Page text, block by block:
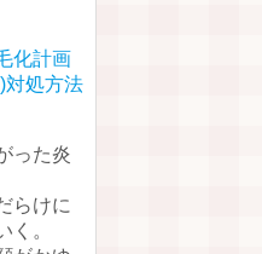
化計画
対処方法
った炎
らけに
く。